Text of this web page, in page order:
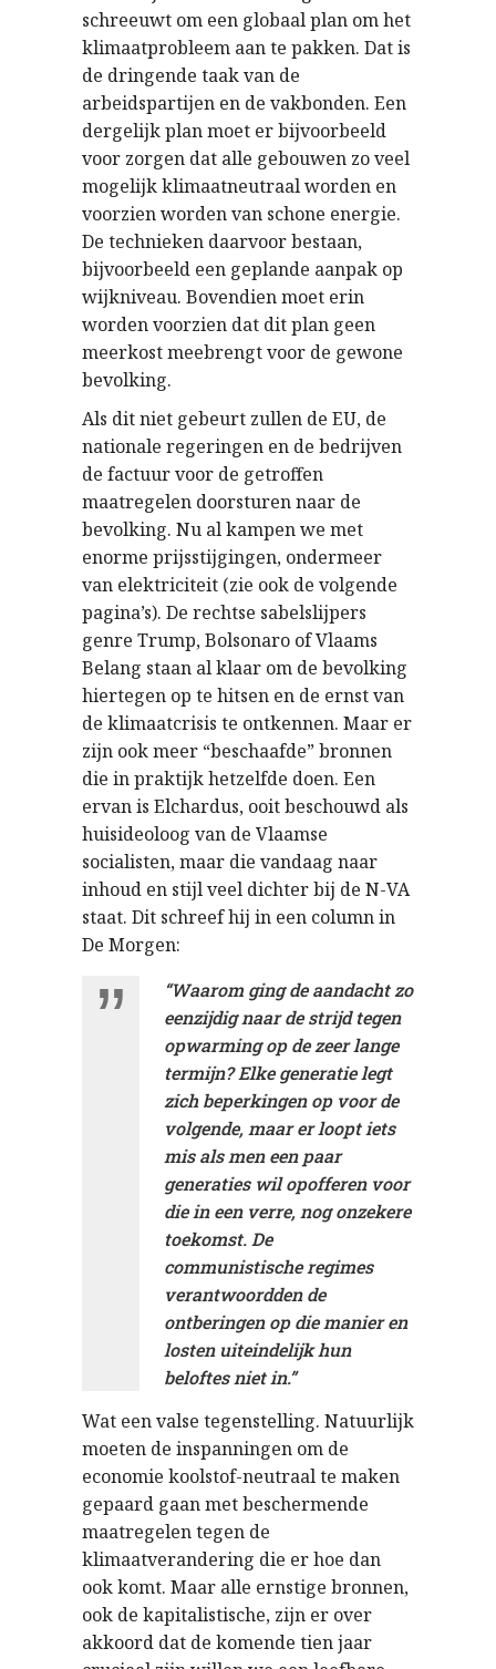
schreeuwt om een globaal plan om het
klimaatprobleem aan te pakken. Dat is
de dringende taak van de
arbeidspartijen en de vakbonden. Een
dergelijk plan moet er bijvoorbeeld
voor zorgen dat alle gebouwen zo veel
mogelijk klimaatneutraal worden en
voorzien worden van schone energie.
De technieken daarvoor bestaan,
bijvoorbeeld een geplande aanpak op
wijkniveau. Bovendien moet erin
worden voorzien dat dit plan geen
meerkost meebrengt voor de gewone
bevolking.
Als dit niet gebeurt zullen de EU, de
nationale regeringen en de bedrijven
de factuur voor de getroffen
maatregelen doorsturen naar de
bevolking. Nu al kampen we met
enorme prijsstijgingen, ondermeer
van elektriciteit (zie ook de volgende
pagina’s). De rechtse sabelslijpers
genre Trump, Bolsonaro of Vlaams
Belang staan al klaar om de bevolking
hiertegen op te hitsen en de ernst van
de klimaatcrisis te ontkennen. Maar er
zijn ook meer “beschaafde” bronnen
die in praktijk hetzelfde doen. Een
ervan is Elchardus, ooit beschouwd als
huisideoloog van de Vlaamse
socialisten, maar die vandaag naar
inhoud en stijl veel dichter bij de N-VA
staat. Dit schreef hij in een column in
De Morgen:
“Waarom ging de aandacht zo
eenzijdig naar de strijd tegen
opwarming op de zeer lange
termijn? Elke generatie legt
zich beperkingen op voor de
volgende, maar er loopt iets
mis als men een paar
generaties wil opofferen voor
die in een verre, nog onzekere
toekomst. De
communistische regimes
verantwoordden de
ontberingen op die manier en
losten uiteindelijk hun
beloftes niet in.”
Wat een valse tegenstelling. Natuurlijk
moeten de inspanningen om de
economie koolstof-neutraal te maken
gepaard gaan met beschermende
maatregelen tegen de
klimaatverandering die er hoe dan
ook komt. Maar alle ernstige bronnen,
ook de kapitalistische, zijn er over
akkoord dat de komende tien jaar